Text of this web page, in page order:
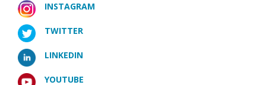
INSTAGRAM
TWITTER
LINKEDIN
YOUTUBE